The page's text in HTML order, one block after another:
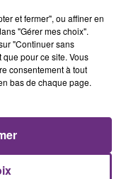
et fermer", ou affiner en
"Gérer mes choix".
"Continuer sans
pour ce site. Vous
consentement à tout
bas de chaque page.